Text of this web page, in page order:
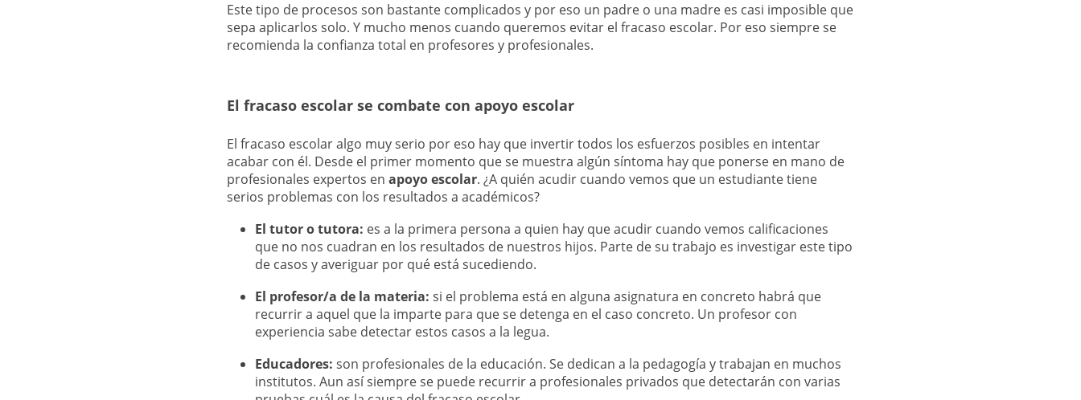
Este tipo de procesos son bastante complicados y por eso un padre o una madre es casi imposible que
sepa aplicarlos solo. Y mucho menos cuando queremos evitar el fracaso escolar. Por eso siempre se
recomienda la confianza total en profesores y profesionales.
El fracaso escolar se combate con apoyo escolar
El fracaso escolar algo muy serio por eso hay que invertir todos los esfuerzos posibles en intentar
acabar con él. Desde el primer momento que se muestra algún síntoma hay que ponerse en mano de
profesionales expertos en apoyo escolar. ¿A quién acudir cuando vemos que un estudiante tiene
serios problemas con los resultados a académicos?
El tutor o tutora: es a la primera persona a quien hay que acudir cuando vemos calificaciones
que no nos cuadran en los resultados de nuestros hijos. Parte de su trabajo es investigar este tipo
de casos y averiguar por qué está sucediendo.
El profesor/a de la materia: si el problema está en alguna asignatura en concreto habrá que
recurrir a aquel que la imparte para que se detenga en el caso concreto. Un profesor con
experiencia sabe detectar estos casos a la legua.
Educadores: son profesionales de la educación. Se dedican a la pedagogía y trabajan en muchos
institutos. Aun así siempre se puede recurrir a profesionales privados que detectarán con varias